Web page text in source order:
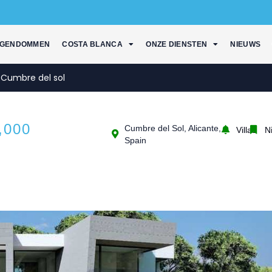
COSTA BLANCA ONZE DIENSTEN NIEUWS
del sol
Cumbre del Sol, Alicante,
Spain
Villas